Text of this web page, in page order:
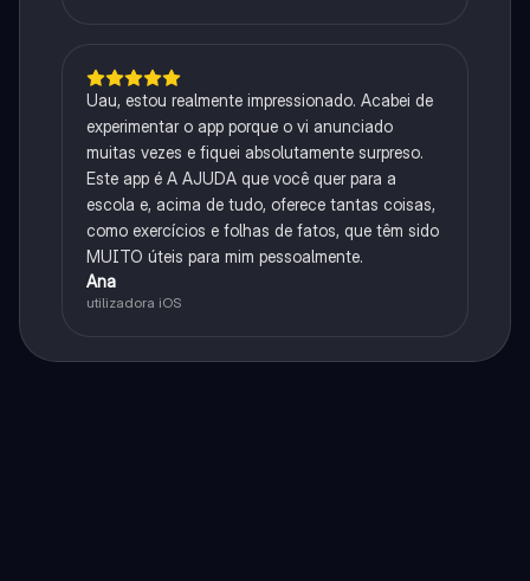
Uau, estou realmente impressionado. Acabei de
experimentar o app porque o vi anunciado
muitas vezes e fiquei absolutamente surpreso.
Este app é A AJUDA que você quer para a
escola e, acima de tudo, oferece tantas coisas,
como exercícios e folhas de fatos, que têm sido
MUITO úteis para mim pessoalmente.
Ana
utilizadora iOS